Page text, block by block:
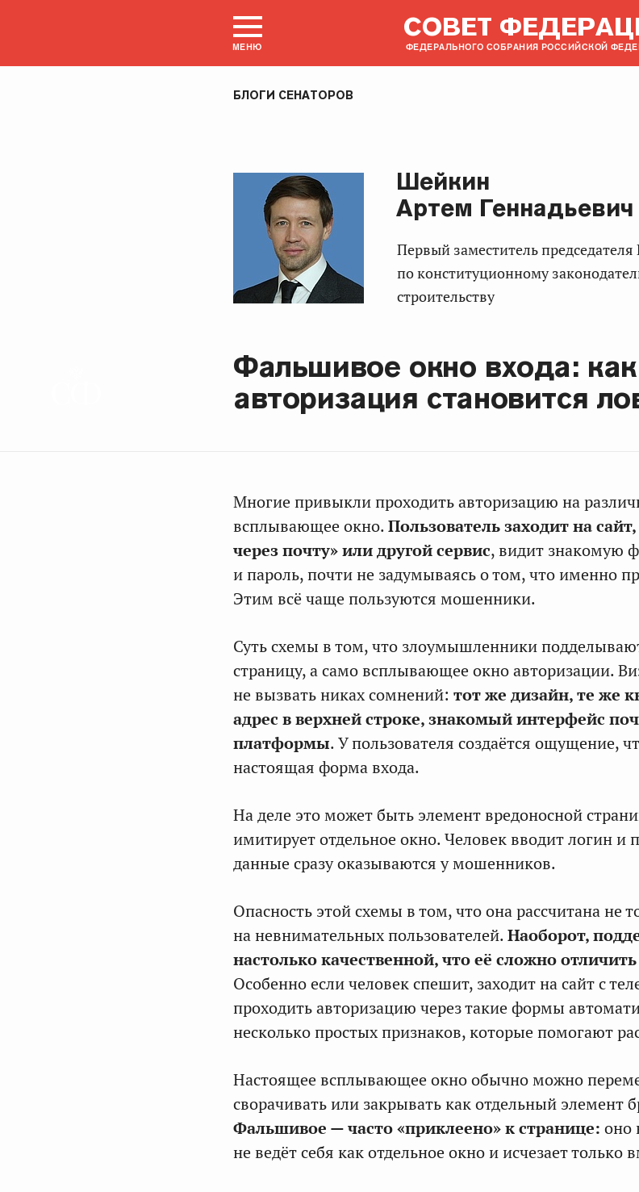
МЕНЮ
СОВЕТ
ФЕДЕРАЛЬНОГО СОБРАНИЯ РОССИЙСКОЙ
БЛОГИ СЕНАТОРОВ
Шейкин
Артем Геннадьевич
Первый заместитель председателя Комитета Совета Федерации
по конституционному
строительству
Фальшивое окно входа:
авторизация становится
Многие привыкли проходить авторизацию на
всплывающее окно.Пользователь заходит на
через почту» или другой сервис, видит знакомую
и пароль, почти не задумываясь о том, что именно
Этим всё чаще пользуются мошенники.
Суть схемы в том, что злоумышленники
страницу, а само всплывающее окно авторизации.
не вызвать никах сомнений: тот же дизайн, те же
адрес в верхней строке, знакомый интерфейс
платформы. У пользователя создаётся ощущение,
настоящая форма входа.
На деле это может быть элемент вредоносной
имитирует отдельное окно. Человек вводит логин и
данные сразу оказываются у мошенников.
Опасность этой схемы в том, что она рассчитана не
на невнимательных пользователей.Наоборот,
настолько качественной, что её сложно отличить
Особенно если человек спешит, заходит на сайт с
проходить авторизацию через такие формы
несколько простых признаков, которые помогают
Настоящее всплывающее окно обычно можно
сворачивать или закрывать как отдельный элемент
Фальшивое — часто «приклеено» к странице: оно
не ведёт себя как отдельное окно и исчезает только